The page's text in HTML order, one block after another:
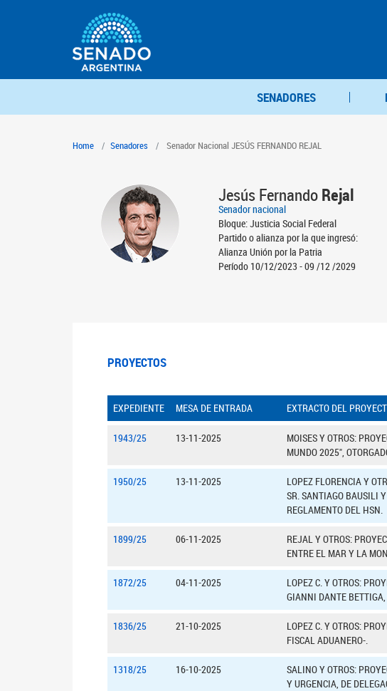
SENADORES
Home Senadores Senador Nacional JESÚS FERNANDO REJAL
Jesús FernandoRejal
Senador nacional
Bloque: Justicia Social Federal
Partido o alianza por la que ingresó:
Alianza Unión por la Patria
Período 10/12/2023 - 09 /12 /2029
PROYECTOS
EXPEDIENTE MESA DE ENTRADA EXTRACTO DEL
1943/25 13-11-2025
MOISES Y OTROS:
MUNDO 2025",
1950/25 13-11-2025
LOPEZ FLORENCIA Y
SR. SANTIAGO BAUSILI
REGLAMENTO DEL HSN.
1899/25 06-11-2025
REJAL Y OTROS:
ENTRE EL MAR Y LA
1872/25 04-11-2025
LOPEZ C. Y OTROS:
GIANNI DANTE BETTIGA,
1836/25 21-10-2025
LOPEZ C. Y OTROS:
FISCAL ADUANERO-.
1318/25 16-10-2025
SALINO Y OTROS:
Y URGENCIA, DE